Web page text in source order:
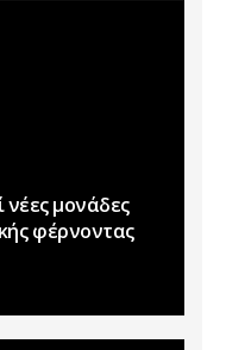
νέες μονάδες
φέρνοντας